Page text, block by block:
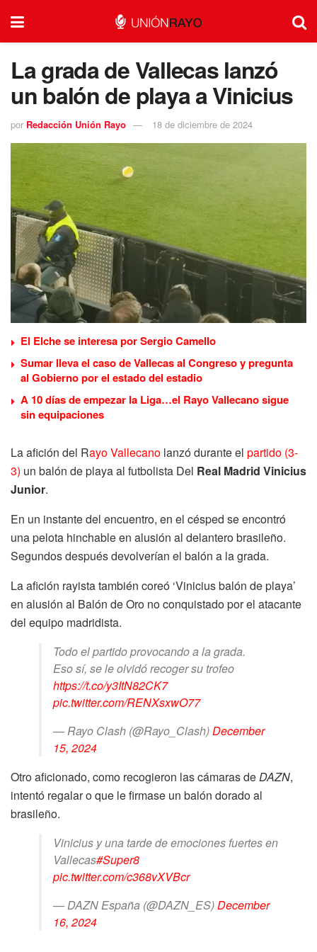
La grada de Vallecas lanzó
un balón de playa a Vinicius
por Redacción Unión Rayo 18 de diciembre de 2024
El Elche se interesa por Sergio Camello
Sumar lleva el caso de Vallecas al Congreso y pregunta
al Gobierno por el estado del estadio
A 10 días de empezar la Liga…el Rayo Vallecano sigue
sin equipaciones
La afición del Rayo Vallecano lanzó durante el partido (3-
3) un balón de playa al futbolista Del Real Madrid Vinicius
Junior.
En un instante del encuentro, en el césped se encontró
una pelota hinchable en alusión al delantero brasileño.
Segundos después devolverían el balón a la grada.
La afición rayista también coreó ‘Vinicius balón de playa’
en alusión al Balón de Oro no conquistado por el atacante
del equipo madridista.
Todo el partido provocando a la grada.
Eso sí, se le olvidó recoger su trofeo
https://t.co/y3ItN82CK7
pic.twitter.com/RENXsxwO77
— Rayo Clash (@Rayo_Clash)December
15, 2024
Otro aficionado, como recogieron las cámaras deDAZN,
intentó regalar o que le firmase un balón dorado al
brasileño.
Vinicius y una tarde de emociones fuertes en
Vallecas#Super8
pic.twitter.com/c368vXVBcr
— DAZN España (@DAZN_ES)December
16, 2024